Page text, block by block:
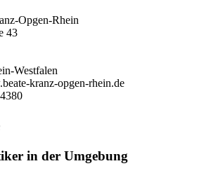
Opgen-Rhein
43
Westfalen
kranz-opgen-rhein.de
in der Umgebung